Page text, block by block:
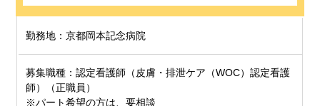
勤務地：京都岡本記念病院
募集職種：認定看護師（皮膚・排泄ケア（WOC）認定看護
師）（正職員）
※パート希望の方は、要相談